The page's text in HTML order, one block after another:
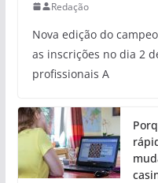
Redação
Nova edição do
as inscrições no dia 2
profissionais A